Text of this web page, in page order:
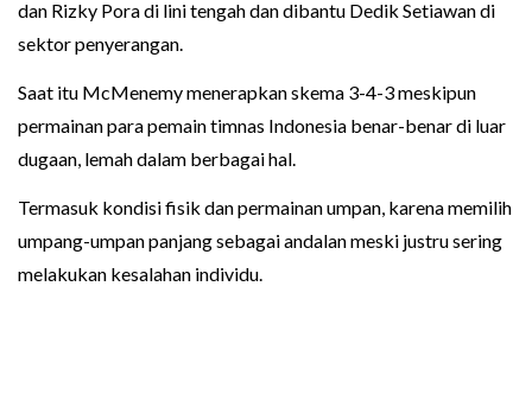
dan Rizky Pora di lini tengah dan dibantu Dedik Setiawan di
sektor penyerangan.
Saat itu McMenemy menerapkan skema 3-4-3 meskipun
permainan para pemain timnas Indonesia benar-benar di luar
dugaan, lemah dalam berbagai hal.
Termasuk kondisi fisik dan permainan umpan, karena memilih
umpang-umpan panjang sebagai andalan meski justru sering
melakukan kesalahan individu.